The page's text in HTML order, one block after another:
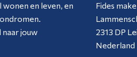
en leven, en
naar jouw
Fides
2313 DP
Nederland